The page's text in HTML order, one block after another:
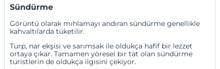
Sündürme
Görüntü olarak mıhlamayı andıran sündürme genellikle
kahvaltılarda tüketilir.
Turp, nar ekşisi ve sarımsak ile oldukça hafif bir lezzet
ortaya çıkar. Tamamen yöresel bir tat olan sündürme
turistlerin de oldukça ilgisini çekiyor.